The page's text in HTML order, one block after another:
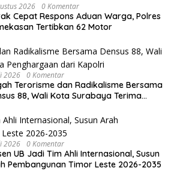
2026 0 Komentar
Cepat Respons Aduan Warga, Polres
Tertibkan 62 Motor
2026 0 Komentar
Terorisme dan Radikalisme Bersama
88, Wali Kota Surabaya Terima
2026 0 Komentar
UB Jadi Tim Ahli Internasional, Susun
Pembangunan Timor Leste 2026-2035